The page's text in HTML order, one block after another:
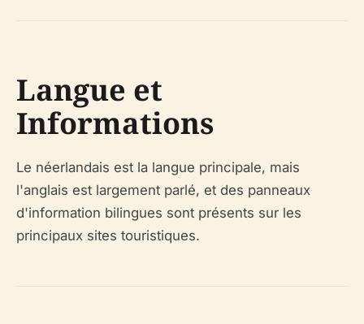
Langue et
Informations
Le néerlandais est la langue principale, mais
l'anglais est largement parlé, et des panneaux
d'information bilingues sont présents sur les
principaux sites touristiques.